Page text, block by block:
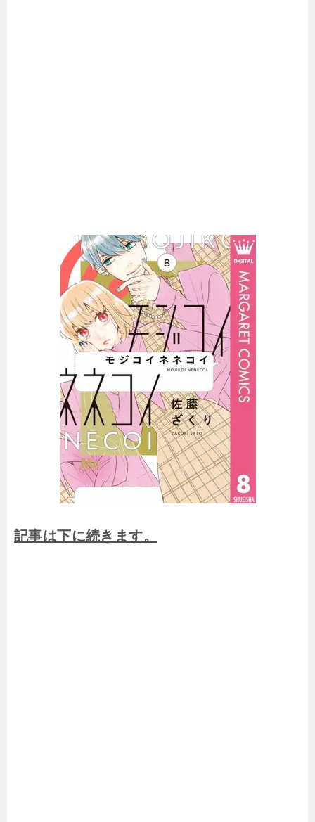
記事は下に続きます。